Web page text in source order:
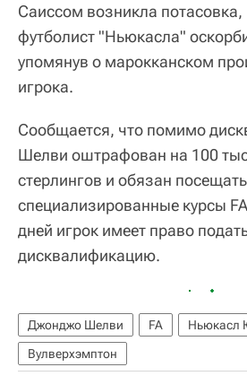
Саиссом возникла потасовка,
футболист "Ньюкасла"
упомянув о марокканском
игрока.
Сообщается, что помимо
Шелви оштрафован на 100
стерлингов и обязан посещать
специализированные курсы
дней игрок имеет право
дисквалификацию.
Джонджо Шелви FA
Ньюкасл
Вулверхэмптон